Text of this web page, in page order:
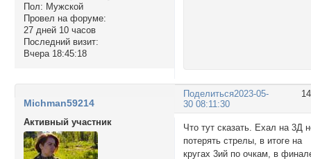
Пол: Мужской
Провел на форуме:
27 дней 10 часов
Последний визит:
Вчера 18:45:18
Поделиться2023-05-
30 08:11:30
Michman59214
Активный участник
Что тут сказать. Ехал на 3Д
потерять стрелы, в итоге на
кругах 3ий по очкам, в